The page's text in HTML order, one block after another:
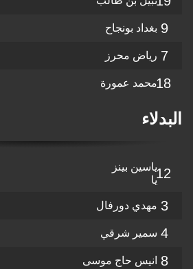
9 بغداد بونجاح
7 رياض محرز
18محمد عمورة
البدلاء
12ياسين بينز
يا
3 مهدي دورفال
4 سمير شرقي
8 انيس حاج موسى